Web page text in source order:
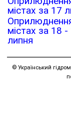
містах за 17
містах за 18 -
липня
© Український